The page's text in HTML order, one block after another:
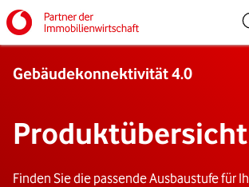
Gebäudekonnektivität 4.0
Produktübersicht
Finden Sie die passende Ausbaustufe für